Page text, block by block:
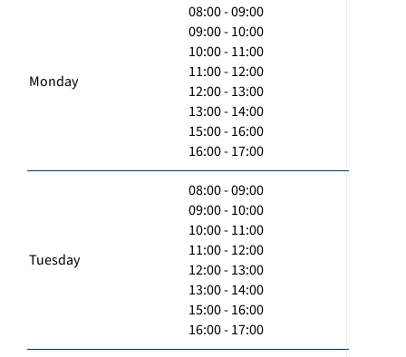
Monday
08:00 - 09:00
09:00 - 10:00
10:00 - 11:00
11:00 - 12:00
12:00 - 13:00
13:00 - 14:00
15:00 - 16:00
16:00 - 17:00
Tuesday
08:00 - 09:00
09:00 - 10:00
10:00 - 11:00
11:00 - 12:00
12:00 - 13:00
13:00 - 14:00
15:00 - 16:00
16:00 - 17:00